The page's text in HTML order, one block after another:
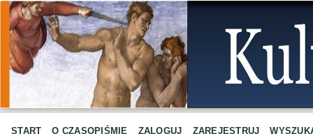
START O CZASOPIŚMIE ZALOGUJ ZAREJESTRUJ